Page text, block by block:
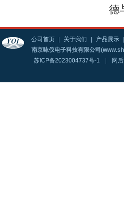
德
公司首页 关于我们 产品展示
南京咏仪电子科技有限公司
苏ICP备2023004737号-1
网